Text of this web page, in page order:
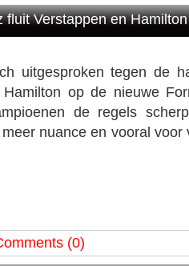
fluit Verstappen en
uitgesproken tegen de
op de nieuwe
de regels
nuance en vooral voor
(0)